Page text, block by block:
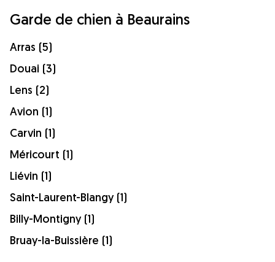
Garde de chien à Beaurains
Arras (5)
Douai (3)
Lens (2)
Avion (1)
Carvin (1)
Méricourt (1)
Liévin (1)
Saint-Laurent-Blangy (1)
Billy-Montigny (1)
Bruay-la-Buissière (1)